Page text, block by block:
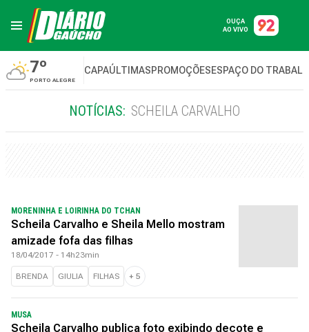
OUÇA
AO VIVO
7º
PORTO ALEGRE
CAPAÚLTIMASPROMOÇÕESESPAÇO DO
NOTÍCIAS: SCHEILA CARVALHO
MORENINHA E LOIRINHA DO TCHAN
Scheila Carvalho e Sheila Mello mostram
amizade fofa das filhas
18/04/2017 - 14h23min
BRENDA GIULIA FILHAS + 5
MUSA
Scheila Carvalho publica foto exibindo decote e